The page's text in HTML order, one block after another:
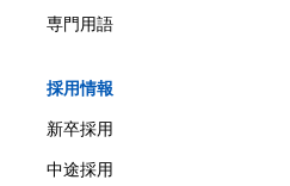
専門用語
採用情報
新卒採用
中途採用